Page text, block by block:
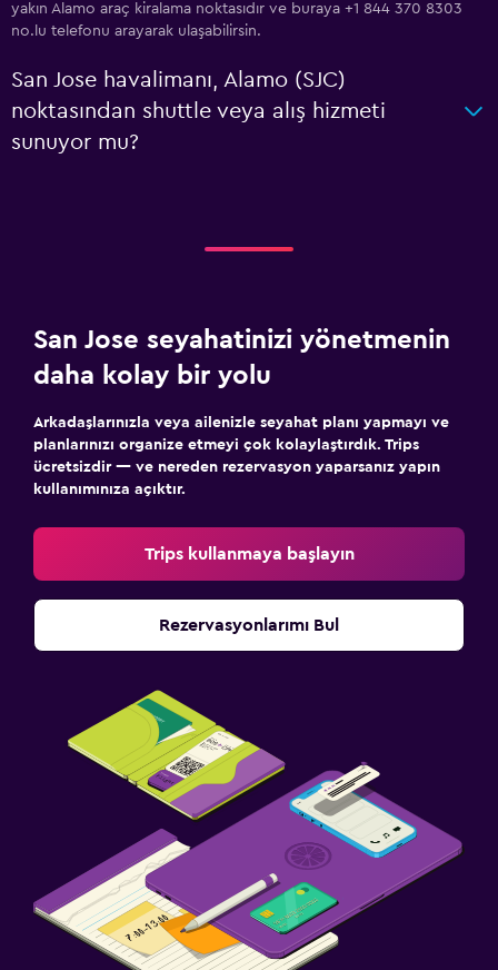
yakın Alamo araç kiralama noktasıdır ve buraya +1 844 370 8303
no.lu telefonu arayarak ulaşabilirsin.
San Jose havalimanı, Alamo (SJC)
noktasından shuttle veya alış hizmeti
sunuyor mu?
San Jose seyahatinizi yönetmenin
daha kolay bir yolu
Arkadaşlarınızla veya ailenizle seyahat planı yapmayı ve
planlarınızı organize etmeyi çok kolaylaştırdık. Trips
ücretsizdir — ve nereden rezervasyon yaparsanız yapın
kullanımınıza açıktır.
Trips kullanmaya başlayın
Rezervasyonlarımı Bul